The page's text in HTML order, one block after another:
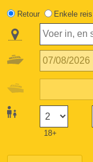
Retour Enkele reis
18+